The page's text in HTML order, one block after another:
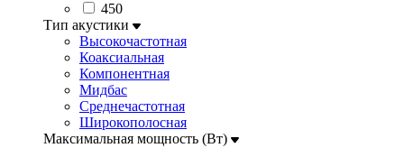
450
Тип акустики
Высокочастотная
Коаксиальная
Компонентная
Мидбас
Среднечастотная
Широкополосная
Максимальная мощность (Вт)